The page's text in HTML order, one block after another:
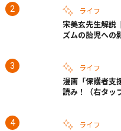
ライフ
宋美玄先生解説
ズムの胎児への
ライフ
漫画「保護者支
読み！（右タッ
ライフ